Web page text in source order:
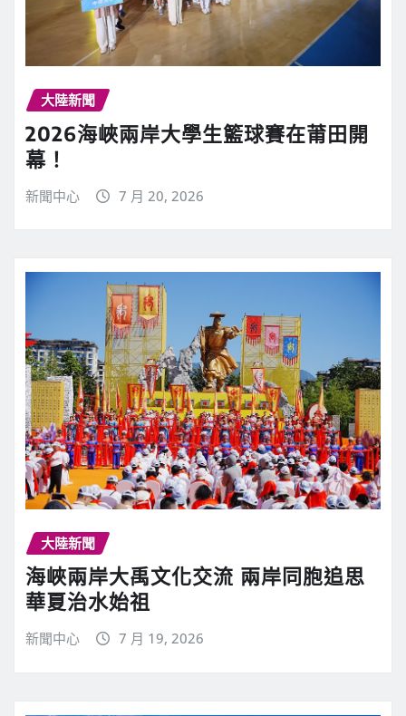
大陸新聞
2026海峽兩岸大學生籃球賽在莆田開
幕！
新聞中心 7 月 20, 2026
大陸新聞
海峽兩岸大禹文化交流 兩岸同胞追思
華夏治水始祖
新聞中心 7 月 19, 2026